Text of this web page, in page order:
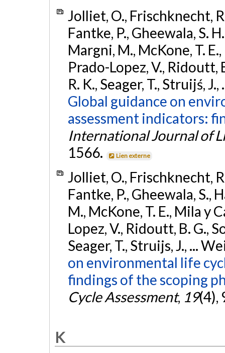
Jolliet, O., Frischknecht,
Fantke, P., Gheewala, S.
Margni, M., McKone, T.
Prado-Lopez, V., Ridoutt,
R. K., Seager, T., Struijś,
Global guidance on
assessment indicators:
International Journal of
1566.
Lien externe
Jolliet, O., Frischknecht,
Fantke, P., Gheewala, S.,
M., McKone, T. E., Mila y
Lopez, V., Ridoutt, B. G.,
Seager, T., Struijs, J., ...
on environmental life
findings of the scoping
Cycle Assessment, 19(4),
K